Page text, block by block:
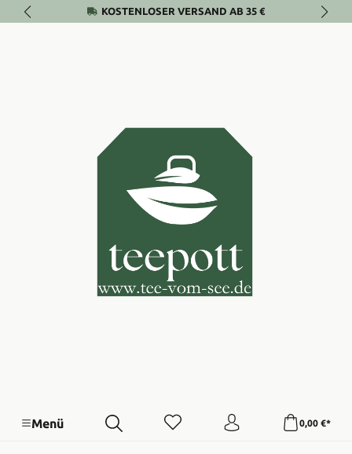
Zum Hauptinhalt springenKOSTENLOSER VERSAND AB 35 €
Menü 0,00 €*